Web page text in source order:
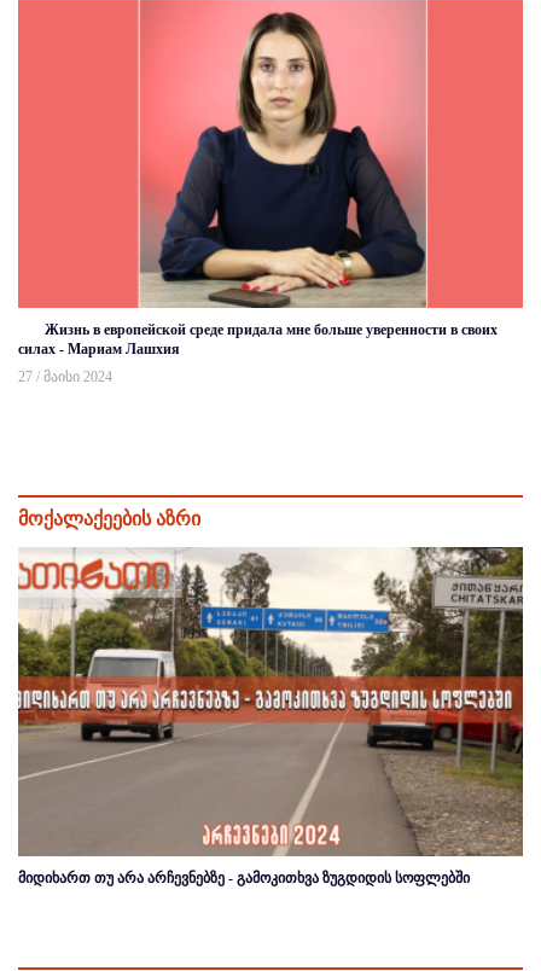
Жизнь в европейской среде придала мне больше уверенности в своих
силах - Мариам Лашхия
27 / მაისი 2024
მოქალაქეების აზრი
მიდიხართ თუ არა არჩევნებზე - გამოკითხვა ზუგდიდის სოფლებში